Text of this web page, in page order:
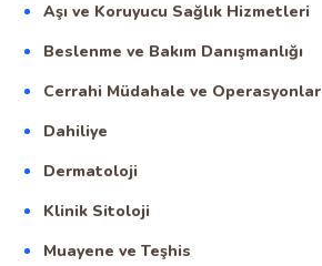
Aşı ve Koruyucu Sağlık Hizmetleri
Beslenme ve Bakım Danışmanlığı
Cerrahi Müdahale ve Operasyonlar
Dahiliye
Dermatoloji
Klinik Sitoloji
Muayene ve Teşhis